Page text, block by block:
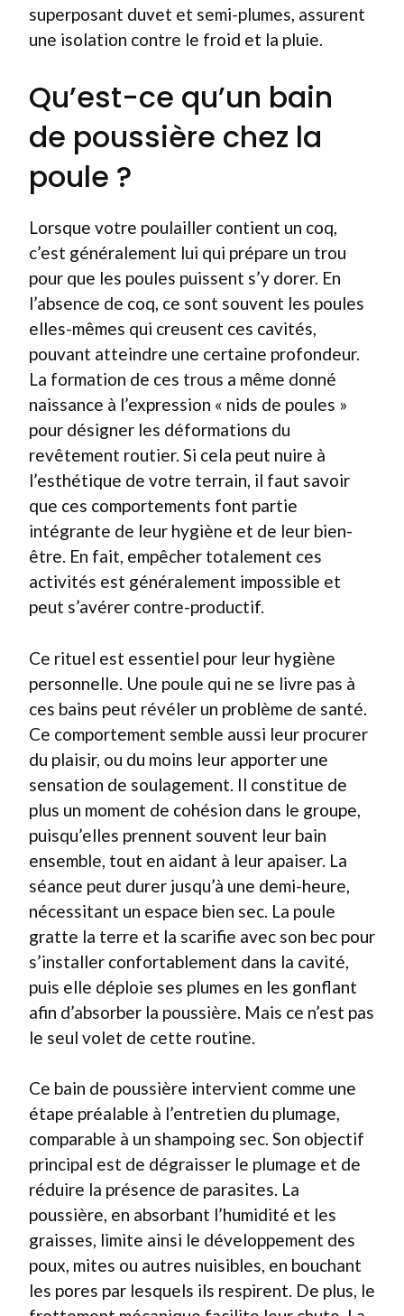
superposant duvet et semi-plumes, assurent
une isolation contre le froid et la pluie.
Qu’est-ce qu’un bain
de poussière chez la
poule ?
Lorsque votre poulailler contient un coq,
c’est généralement lui qui prépare un trou
pour que les poules puissent s’y dorer. En
l’absence de coq, ce sont souvent les poules
elles-mêmes qui creusent ces cavités,
pouvant atteindre une certaine profondeur.
La formation de ces trous a même donné
naissance à l’expression « nids de poules »
pour désigner les déformations du
revêtement routier. Si cela peut nuire à
l’esthétique de votre terrain, il faut savoir
que ces comportements font partie
intégrante de leur hygiène et de leur bien-
être. En fait, empêcher totalement ces
activités est généralement impossible et
peut s’avérer contre-productif.
Ce rituel est essentiel pour leur hygiène
personnelle. Une poule qui ne se livre pas à
ces bains peut révéler un problème de santé.
Ce comportement semble aussi leur procurer
du plaisir, ou du moins leur apporter une
sensation de soulagement. Il constitue de
plus un moment de cohésion dans le groupe,
puisqu’elles prennent souvent leur bain
ensemble, tout en aidant à leur apaiser. La
séance peut durer jusqu’à une demi-heure,
nécessitant un espace bien sec. La poule
gratte la terre et la scarifie avec son bec pour
s’installer confortablement dans la cavité,
puis elle déploie ses plumes en les gonflant
afin d’absorber la poussière. Mais ce n’est pas
le seul volet de cette routine.
Ce bain de poussière intervient comme une
étape préalable à l’entretien du plumage,
comparable à un shampoing sec. Son objectif
principal est de dégraisser le plumage et de
réduire la présence de parasites. La
poussière, en absorbant l’humidité et les
graisses, limite ainsi le développement des
poux, mites ou autres nuisibles, en bouchant
les pores par lesquels ils respirent. De plus, le